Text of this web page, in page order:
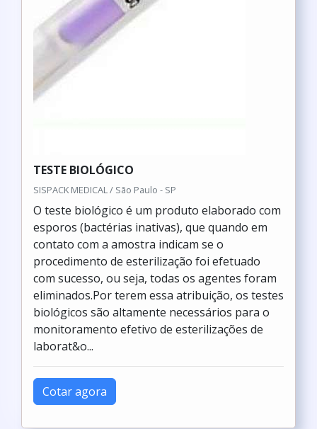
TESTE BIOLÓGICO
SISPACK MEDICAL / São Paulo - SP
O teste biológico é um produto elaborado com
esporos (bactérias inativas), que quando em
contato com a amostra indicam se o
procedimento de esterilização foi efetuado
com sucesso, ou seja, todas os agentes foram
eliminados.Por terem essa atribuição, os testes
biológicos são altamente necessários para o
monitoramento efetivo de esterilizações de
laborat&o...
Cotar agora